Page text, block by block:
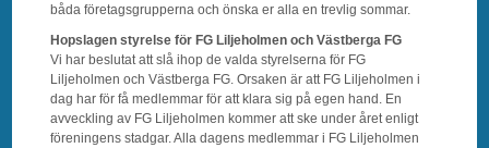
båda företagsgrupperna och önska er alla en trevlig sommar.
Hopslagen styrelse för FG Liljeholmen och Västberga FG
Vi har beslutat att slå ihop de valda styrelserna för FG
Liljeholmen och Västberga FG. Orsaken är att FG Liljeholmen i
dag har för få medlemmar för att klara sig på egen hand. En
avveckling av FG Liljeholmen kommer att ske under året enligt
föreningens stadgar. Alla dagens medlemmar i FG Liljeholmen